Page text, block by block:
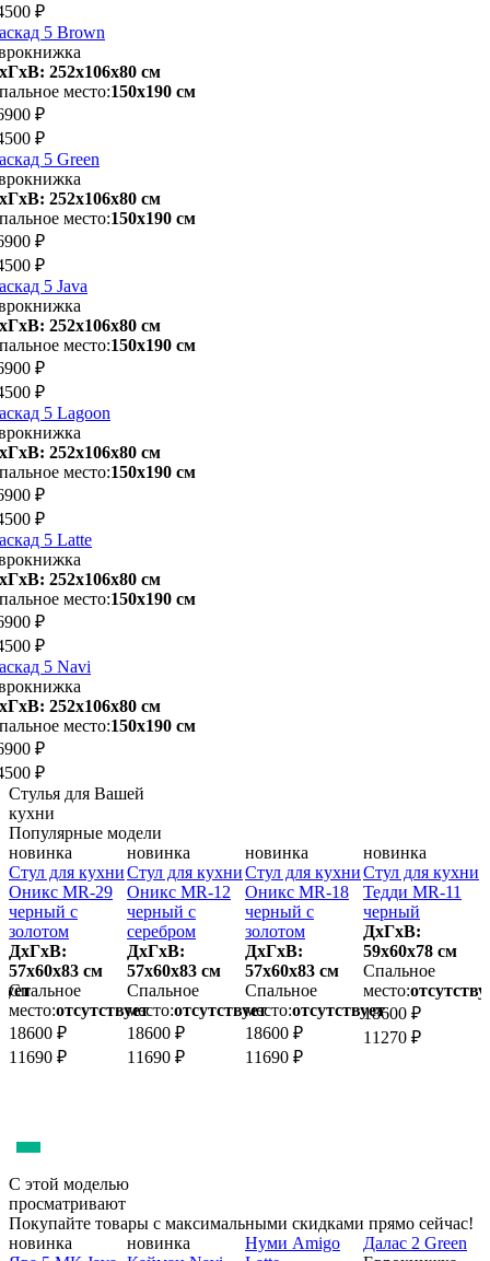
₽
5 Brown
252х106x80 см
место:150х190 см
₽
₽
5 Green
252х106x80 см
место:150х190 см
₽
₽
5 Java
252х106x80 см
место:150х190 см
₽
₽
5 Lagoon
252х106x80 см
место:150х190 см
₽
₽
5 Latte
252х106x80 см
место:150х190 см
₽
₽
5 Navi
252х106x80 см
место:150х190 см
₽
₽
Стулья для Вашей
кухни
Популярные модели
новинка
Стул для кухни
Оникс MR-29
черный с
золотом
ДхГхВ:
57х60x83 см
Спальное
место:отсутствует
18600 ₽
11690 ₽
новинка
Стул для кухни
Оникс MR-12
черный с
серебром
ДхГхВ:
57х60x83 см
Спальное
место:отсутствует
18600 ₽
11690 ₽
новинка
Стул для кухни
Оникс MR-18
черный с
золотом
ДхГхВ:
57х60x83 см
Спальное
место:отсутствует
18600 ₽
11690 ₽
новинка
Стул для кухни
Тедди MR-11
черный
ДхГхВ:
59х60x78 см
Спальное
место:
18600 ₽
11270 ₽
С этой моделью
просматривают
Покупайте товары с максимальными скидками прямо сейчас!
новинка
новинка
Нуми Amigo
Далас 2 Green